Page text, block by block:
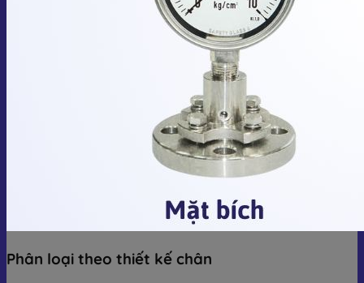
Phân loại theo thiết kế chân